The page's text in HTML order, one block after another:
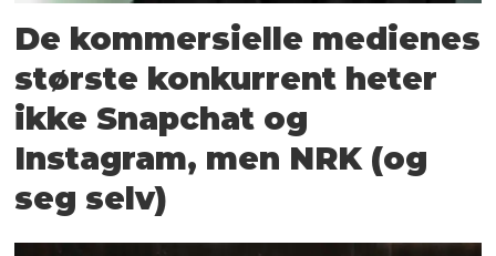
De kommersielle medienes
største konkurrent heter
ikke Snapchat og
Instagram, men NRK (og
seg selv)